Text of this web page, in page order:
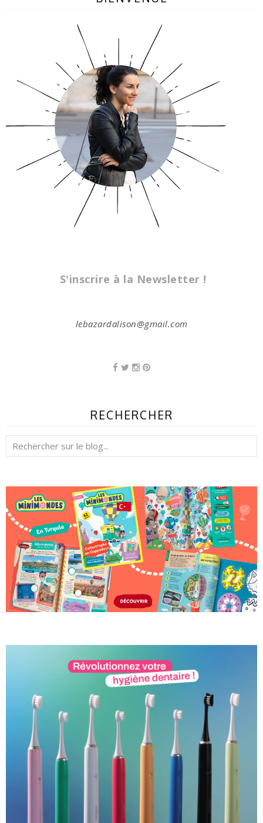
S'inscrire à la Newsletter !
lebazardalison@gmail.com
RECHERCHER